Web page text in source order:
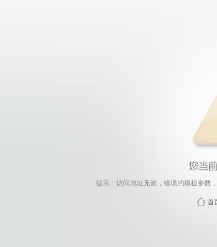
提示：访问地址无效，错误的模板参数
首